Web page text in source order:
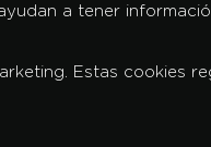
a tener
Estas cookies